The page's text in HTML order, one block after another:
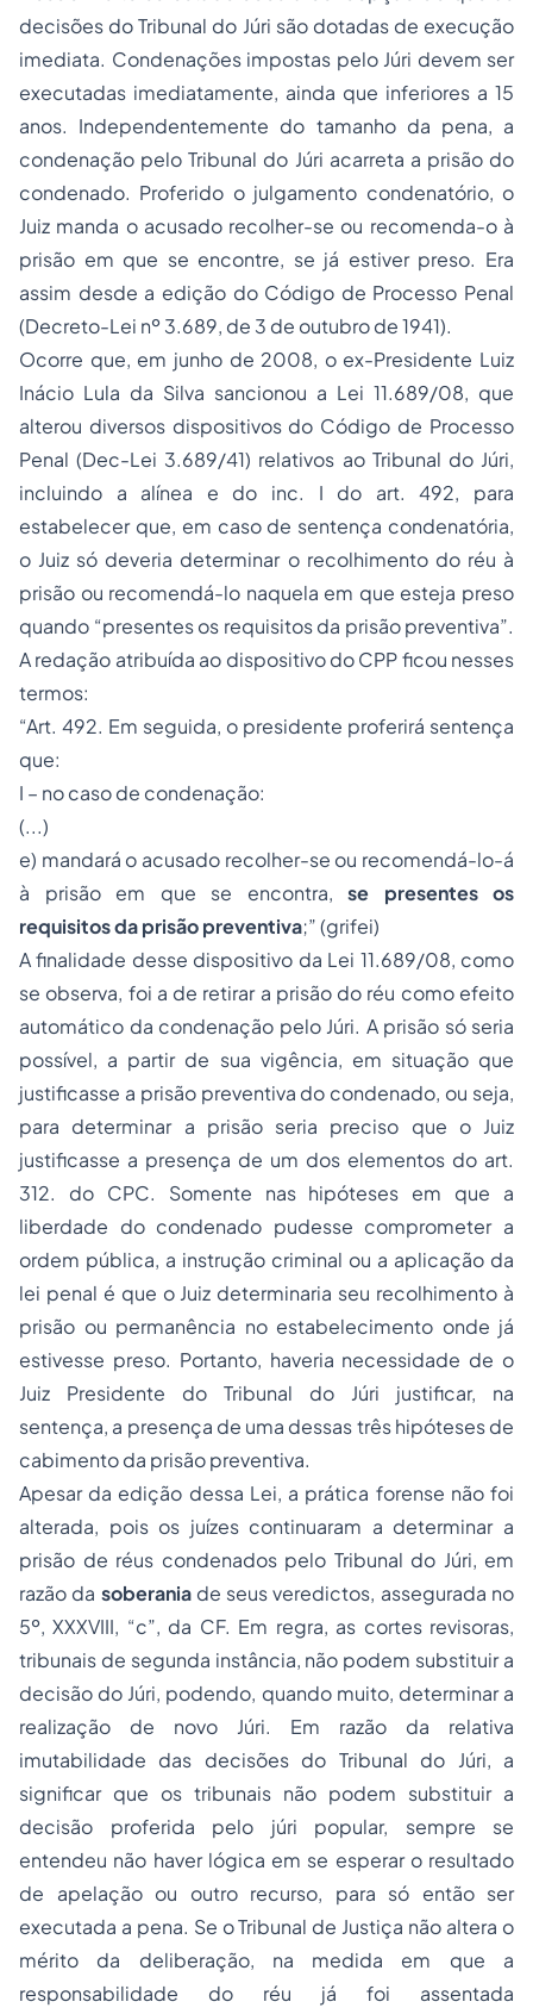
decisões do Tribunal do Júri são dotadas de execução
imediata. Condenações impostas pelo Júri devem ser
executadas imediatamente, ainda que inferiores a 15
anos. Independentemente do tamanho da pena, a
condenação pelo Tribunal do Júri acarreta a prisão do
condenado. Proferido o julgamento condenatório, o
Juiz manda o acusado recolher-se ou recomenda-o à
prisão em que se encontre, se já estiver preso. Era
assim desde a edição do Código de Processo Penal
(Decreto-Lei nº 3.689, de 3 de outubro de 1941).
Ocorre que, em junho de 2008, o ex-Presidente Luiz
Inácio Lula da Silva sancionou a Lei 11.689/08, que
alterou diversos dispositivos do Código de Processo
Penal (Dec-Lei 3.689/41) relativos ao Tribunal do Júri,
incluindo a alínea e do inc. I do art. 492, para
estabelecer que, em caso de sentença condenatória,
o Juiz só deveria determinar o recolhimento do réu à
prisão ou recomendá-lo naquela em que esteja preso
quando “presentes os requisitos da prisão preventiva”.
A redação atribuída ao dispositivo do CPP ficou nesses
termos:
“Art. 492. Em seguida, o presidente proferirá sentença
que:
I – no caso de condenação:
(...)
e) mandará o acusado recolher-se ou recomendá-lo-á
à prisão em que se encontra, se presentes os
requisitos da prisão preventiva;” (grifei)
A finalidade desse dispositivo da Lei 11.689/08, como
se observa, foi a de retirar a prisão do réu como efeito
automático da condenação pelo Júri. A prisão só seria
possível, a partir de sua vigência, em situação que
justificasse a prisão preventiva do condenado, ou seja,
para determinar a prisão seria preciso que o Juiz
justificasse a presença de um dos elementos do art.
312. do CPC. Somente nas hipóteses em que a
liberdade do condenado pudesse comprometer a
ordem pública, a instrução criminal ou a aplicação da
lei penal é que o Juiz determinaria seu recolhimento à
prisão ou permanência no estabelecimento onde já
estivesse preso. Portanto, haveria necessidade de o
Juiz Presidente do Tribunal do Júri justificar, na
sentença, a presença de uma dessas três hipóteses de
cabimento da prisão preventiva.
Apesar da edição dessa Lei, a prática forense não foi
alterada, pois os juízes continuaram a determinar a
prisão de réus condenados pelo Tribunal do Júri, em
razão da soberaniade seus veredictos, assegurada no
5º, XXXVIII, “c”, da CF. Em regra, as cortes revisoras,
tribunais de segunda instância, não podem substituir a
decisão do Júri, podendo, quando muito, determinar a
realização de novo Júri. Em razão da relativa
imutabilidade das decisões do Tribunal do Júri, a
significar que os tribunais não podem substituir a
decisão proferida pelo júri popular, sempre se
entendeu não haver lógica em se esperar o resultado
de apelação ou outro recurso, para só então ser
executada a pena. Se o Tribunal de Justiça não altera o
mérito da deliberação, na medida em que a
responsabilidade do réu já foi assentada